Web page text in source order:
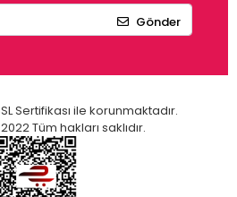
Gönder
Sertifikası ile korunmaktadır.
Tüm hakları saklıdır.